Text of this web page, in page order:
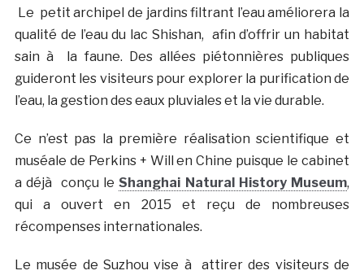
Le petit archipel de jardins filtrant l’eau améliorera la
qualité de l’eau du lac Shishan, afin d’offrir un habitat
sain à la faune. Des allées piétonnières publiques
guideront les visiteurs pour explorer la purification de
l’eau, la gestion des eaux pluviales et la vie durable.
Ce n’est pas la première réalisation scientifique et
muséale de Perkins + Will en Chine puisque le cabinet
a déjà conçu leShanghai Natural History Museum,
qui a ouvert en 2015 et reçu de nombreuses
récompenses internationales.
Le musée de Suzhou vise à attirer des visiteurs de